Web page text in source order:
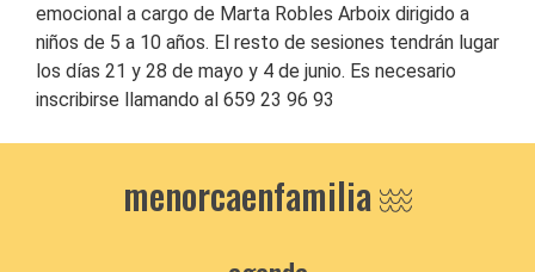
emocional a cargo de Marta Robles Arboix dirigido a
niños de 5 a 10 años. El resto de sesiones tendrán lugar
los días 21 y 28 de mayo y 4 de junio. Es necesario
inscribirse llamando al 659 23 96 93
menorcaenfamilia